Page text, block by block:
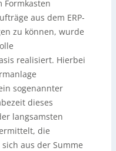
Formkasten
aus dem ERP-
zu können, wurde
realisiert. Hierbei
sogenannter
dieses
langsamsten
die
aus der Summe